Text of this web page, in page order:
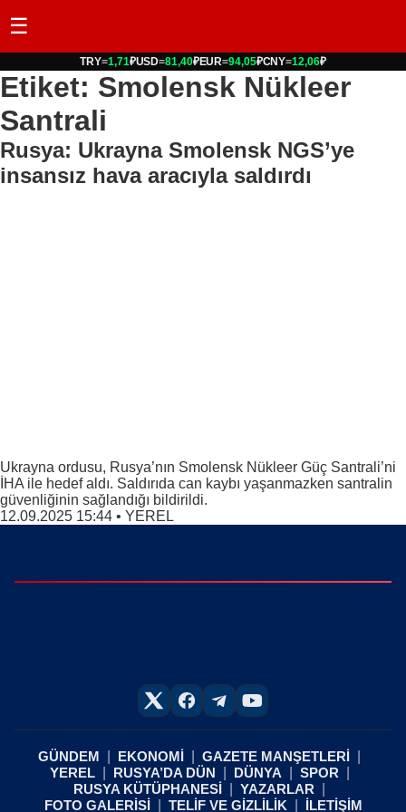
☰
TRY=1,71₽USD=81,40₽EUR=94,05₽CNY=12,06₽
Etiket: Smolensk Nükleer
Santrali
Rusya: Ukrayna Smolensk NGS’ye
insansız hava aracıyla saldırdı
Ukrayna ordusu, Rusya’nın Smolensk Nükleer Güç Santrali’ni
İHA ile hedef aldı. Saldırıda can kaybı yaşanmazken santralin
güvenliğinin sağlandığı bildirildi.
12.09.2025 15:44 • YEREL
GÜNDEM EKONOMİ
GAZETE MANŞETLERİ
YEREL
RUSYA’DA DÜN DÜNYA
SPOR
RUSYA KÜTÜPHANESİ
YAZARLAR
FOTO GALERİSİ
TELİF VE GİZLİLİK İLETİŞİM